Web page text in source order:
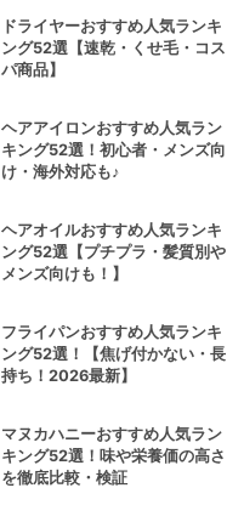
ドライヤーおすすめ人気ランキ
ング52選【速乾・くせ毛・コス
パ商品】
ヘアアイロンおすすめ人気ラン
キング52選！初心者・メンズ向
け・海外対応も♪
ヘアオイルおすすめ人気ランキ
ング52選【プチプラ・髪質別や
メンズ向けも！】
フライパンおすすめ人気ランキ
ング52選！【焦げ付かない・長
持ち！2026最新】
マヌカハニーおすすめ人気ラン
キング52選！味や栄養価の高さ
を徹底比較・検証